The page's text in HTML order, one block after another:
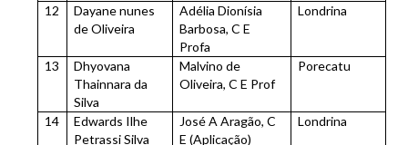
12
Dayane nunes
de Oliveira
Adélia Dionísia
Barbosa, C E
Profa
Londrina
13
Dhyovana
Thainnara da
Silva
Malvino de
Oliveira, C E Prof
Porecatu
14
Edwards Ilhe
Petrassi Silva
José A Aragão, C
E (Aplicação)
Londrina